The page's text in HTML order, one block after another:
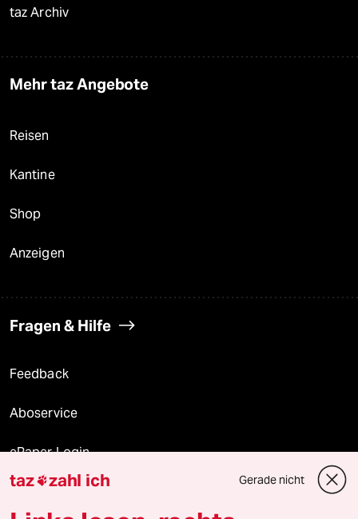
taz Archiv
Mehr taz Angebote
Reisen
Kantine
Shop
Anzeigen
Fragen & Hilfe
Feedback
Aboservice
ePaper Login
Downloads für Abonnierende
taz zahl ich Gerade nicht